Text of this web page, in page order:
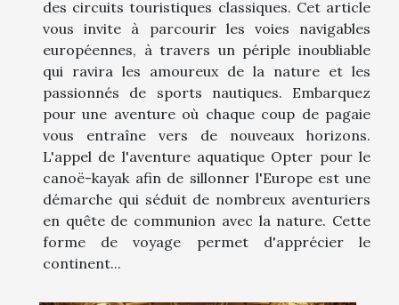
des circuits touristiques classiques. Cet article
vous invite à parcourir les voies navigables
européennes, à travers un périple inoubliable
qui ravira les amoureux de la nature et les
passionnés de sports nautiques. Embarquez
pour une aventure où chaque coup de pagaie
vous entraîne vers de nouveaux horizons.
L'appel de l'aventure aquatique Opter pour le
canoë-kayak afin de sillonner l'Europe est une
démarche qui séduit de nombreux aventuriers
en quête de communion avec la nature. Cette
forme de voyage permet d'apprécier le
continent...